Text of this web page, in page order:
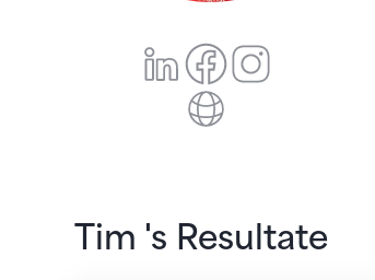
Tim Randegger
Tim Randegger
Tim 's Resultate